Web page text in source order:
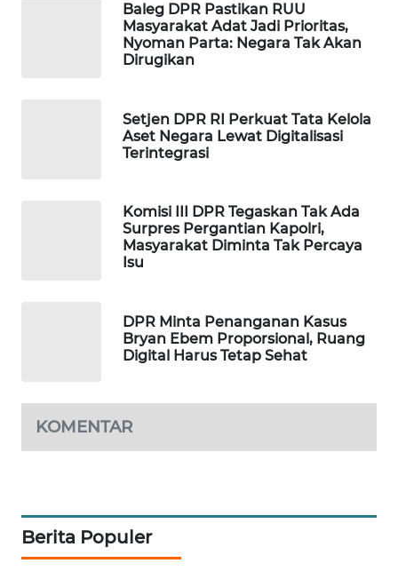
Baleg DPR Pastikan RUU
Masyarakat Adat Jadi Prioritas,
Nyoman Parta: Negara Tak Akan
Dirugikan
Setjen DPR RI Perkuat Tata Kelola
Aset Negara Lewat Digitalisasi
Terintegrasi
Komisi III DPR Tegaskan Tak Ada
Surpres Pergantian Kapolri,
Masyarakat Diminta Tak Percaya
Isu
DPR Minta Penanganan Kasus
Bryan Ebem Proporsional, Ruang
Digital Harus Tetap Sehat
KOMENTAR
Berita Populer
FORJASIDA
SITUNGIR
NEWS